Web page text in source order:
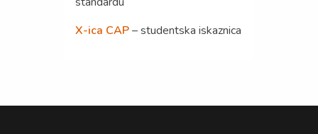
X-ica CAP– studentska iskaznica